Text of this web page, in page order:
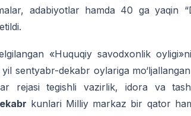
adabiyotlar hamda 40 ga yaqin
«Huquqiy savodxonlik
sentyabr-dekabr oylariga
rejasi tegishli vazirlik, idora va
kunlari Milliy markaz bir qator